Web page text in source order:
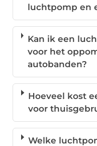
luchtpomp en
Kan ik een
voor het
autobanden?
Hoeveel kost
voor
Welke